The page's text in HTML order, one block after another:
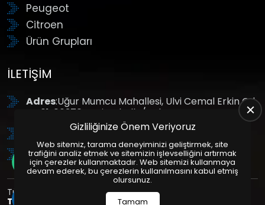
Peugeot
Citroen
Ürün Grupları
İLETIŞIM
Adres:Uğur Mumcu Mahallesi, Ulvi Cemal Erkin Cd.
No:61, 06370 Yenimahalle/Ankara
: +90 (312) 354 8888
GSM: +90 (532) 343 4085
Tüm Hakları Saklıdır. | Bu site Us Yazılım
Tasarım
Paketleri ile Hazırlanmıştır. © 2025
Gizliliğinize Önem Veriyoruz
Web sitemiz, tarama deneyiminizi geliştirmek, site
trafiğini analiz etmek ve sitemizin işlevselliğini artırmak
için çerezler kullanmaktadır. Web sitemizi kullanmaya
devam ederek, bu çerezlerin kullanılmasını kabul etmiş
olursunuz.
Tamam